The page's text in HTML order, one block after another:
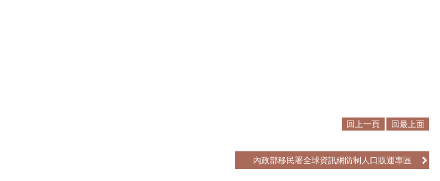
回上一頁 回最上面
內政部移民署全球資訊網防制人口販運專區